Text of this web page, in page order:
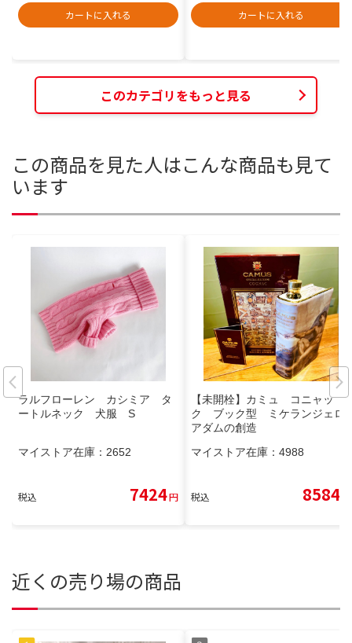
カートに入れる
カートに入れる
このカテゴリをもっと見る
この商品を見た人はこんな商品も見て
います
ラルフローレン カシミア タ
ートルネック 犬服 S
マイストア在庫： 2652
税込 7424円
【未開栓】カミュ コニャッ
ク ブック型 ミケランジェロ
アダムの創造
マイストア在庫： 4988
税込 8584
近くの売り場の商品